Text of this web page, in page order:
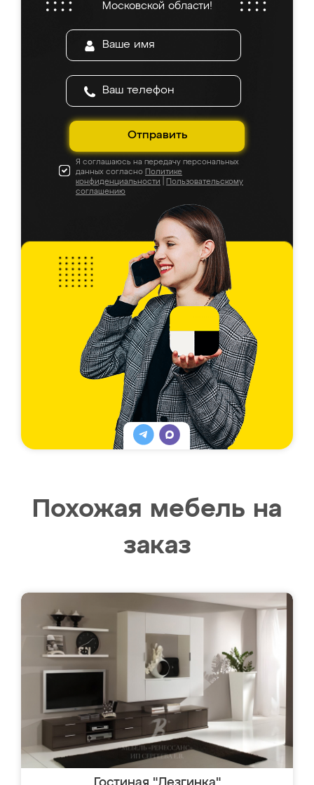
Московской области!
Отправить
Я соглашаюсь на передачу персональных
данных согласно Политике
конфиденциальности
Пользовательскому
соглашению
Похожая мебель на
заказ